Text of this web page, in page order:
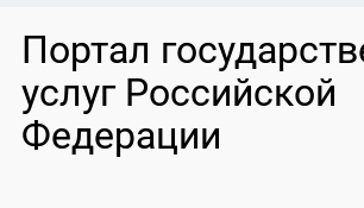
Портал
услуг Российской
Федерации